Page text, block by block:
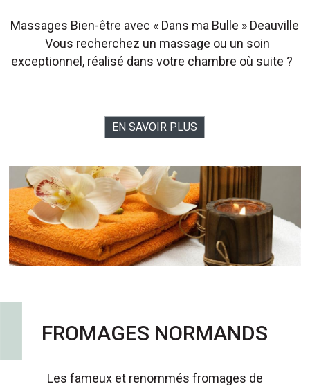
Massages Bien-être avec « Dans ma Bulle » Deauville
Vous recherchez un massage ou un soin
exceptionnel, réalisé dans votre chambre où suite ?
EN SAVOIR PLUS
FROMAGES NORMANDS
Les fameux et renommés fromages de